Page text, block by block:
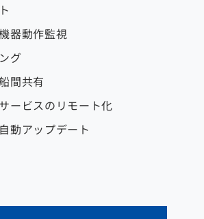
器動作監視
グ
間共有
ービスのリモート化
動アップデート